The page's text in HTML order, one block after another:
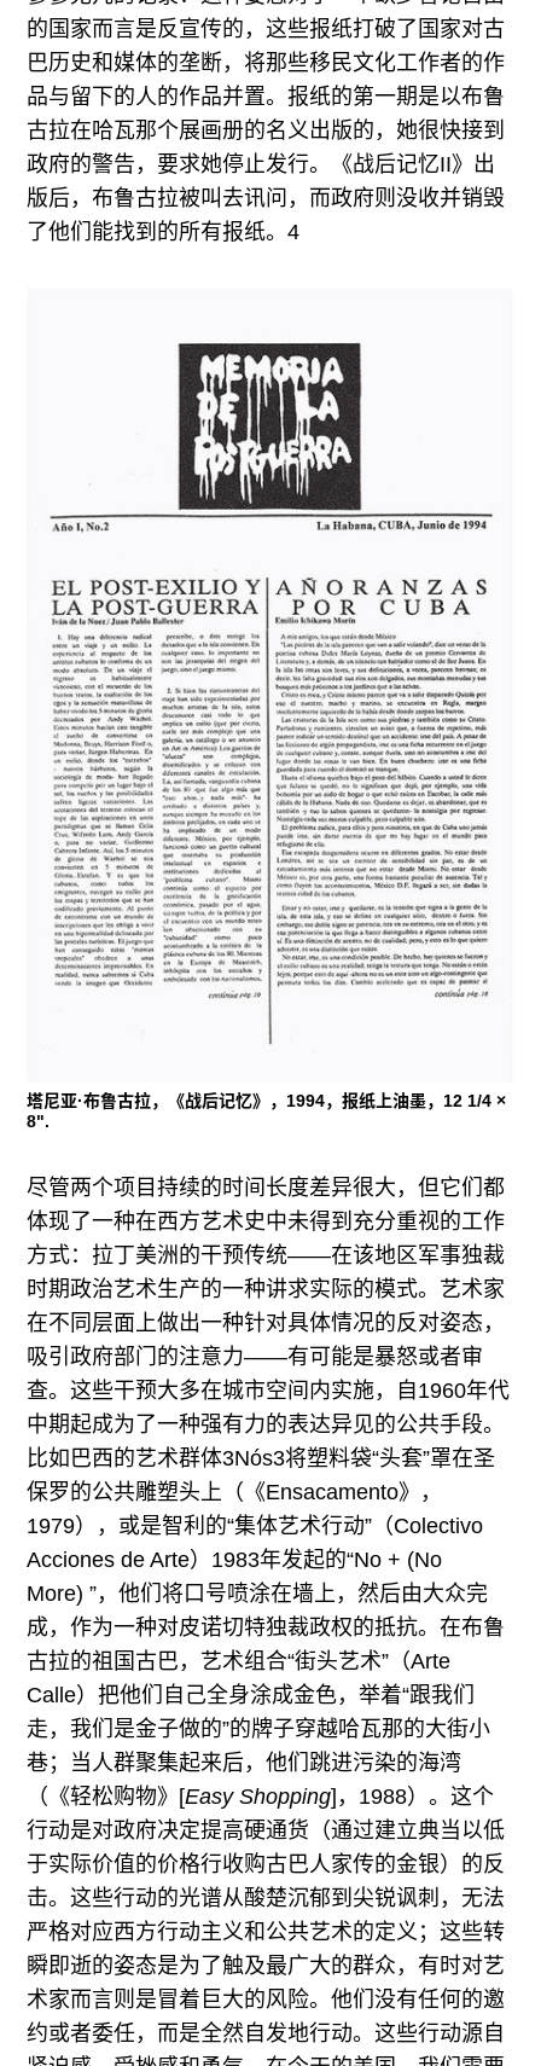
的国家而言是反宣传的，这些报纸打破了国家对古
巴历史和媒体的垄断，将那些移民文化工作者的作
品与留下的人的作品并置。报纸的第一期是以布鲁
古拉在哈瓦那个展画册的名义出版的，她很快接到
政府的警告，要求她停止发行。《战后记忆II》出
版后，布鲁古拉被叫去讯问，而政府则没收并销毁
了他们能找到的所有报纸。4
塔尼亚·布鲁古拉，《战后记忆》，1994，报纸上油墨，12 1/4 ×
8".
尽管两个项目持续的时间长度差异很大，但它们都
体现了一种在西方艺术史中未得到充分重视的工作
方式：拉丁美洲的干预传统——在该地区军事独裁
时期政治艺术生产的一种讲求实际的模式。艺术家
在不同层面上做出一种针对具体情况的反对姿态，
吸引政府部门的注意力——有可能是暴怒或者审
查。这些干预大多在城市空间内实施，自1960年代
中期起成为了一种强有力的表达异见的公共手段。
比如巴西的艺术群体3Nós3将塑料袋“头套”罩在圣
保罗的公共雕塑头上（《Ensacamento》，
1979），或是智利的“集体艺术行动”（Colectivo
Acciones de Arte）1983年发起的“No + (No
More) ”，他们将口号喷涂在墙上，然后由大众完
成，作为一种对皮诺切特独裁政权的抵抗。在布鲁
古拉的祖国古巴，艺术组合“街头艺术”（Arte
Calle）把他们自己全身涂成金色，举着“跟我们
走，我们是金子做的”的牌子穿越哈瓦那的大街小
巷；当人群聚集起来后，他们跳进污染的海湾
（《轻松购物》[Easy Shopping]，1988）。这个
行动是对政府决定提高硬通货（通过建立典当以低
于实际价值的价格行收购古巴人家传的金银）的反
击。这些行动的光谱从酸楚沉郁到尖锐讽刺，无法
严格对应西方行动主义和公共艺术的定义；这些转
瞬即逝的姿态是为了触及最广大的群众，有时对艺
术家而言则是冒着巨大的风险。他们没有任何的邀
约或者委任，而是全然自发地行动。这些行动源自